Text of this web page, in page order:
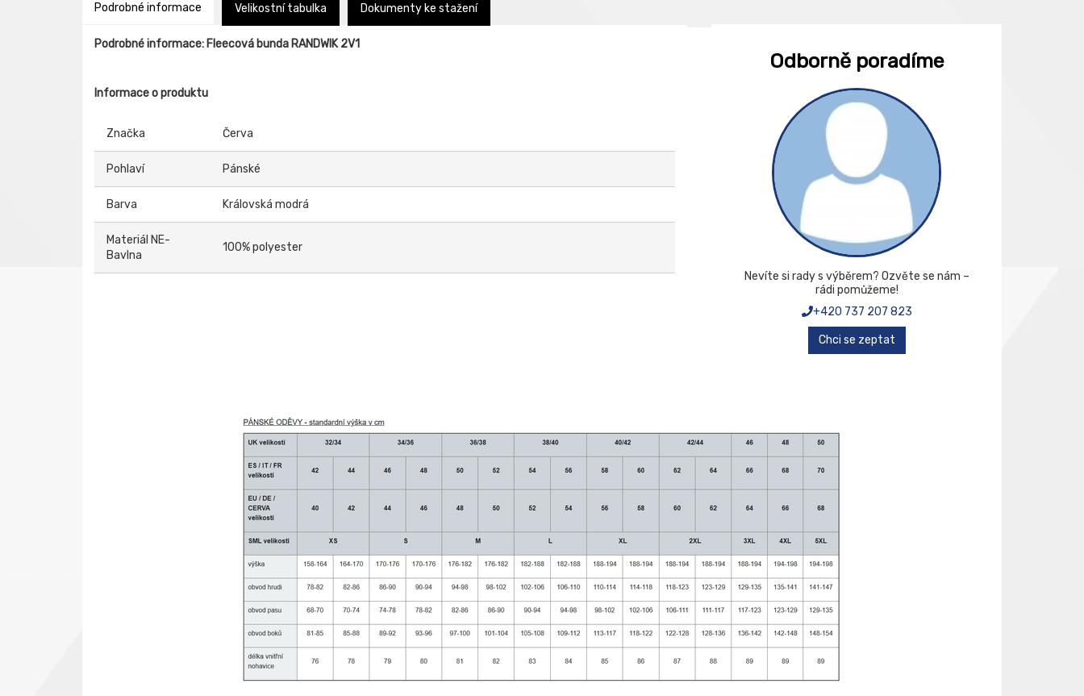
Podrobné informace Velikostní tabulka Dokumenty ke stažení
Podrobné informace: Fleecová bunda RANDWIK 2V1
Informace o produktu
Značka Červa
Pohlaví Pánské
Barva Královská modrá
Materiál NE-
Bavlna
100% polyester
Odborně poradíme
Nevíte si rady s výběrem? Ozvěte se nám –
rádi pomůžeme!
+420 737 207 823
Chci se zeptat